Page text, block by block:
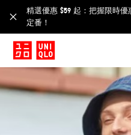
精選優惠 $59 起：把握限時
定番！​